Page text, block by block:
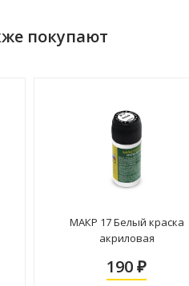
покупают
МАКР 17 Белый краска
акриловая
190₽